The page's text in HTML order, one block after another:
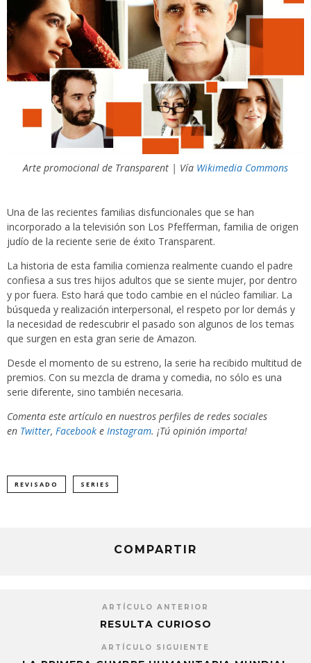
Arte promocional de Transparent | Vía Wikimedia Commons
Una de las recientes familias disfuncionales que se han
incorporado a la televisión son Los Pfefferman, familia de origen
judío de la reciente serie de éxito Transparent.
La historia de esta familia comienza realmente cuando el padre
confiesa a sus tres hijos adultos que se siente mujer, por dentro
y por fuera. Esto hará que todo cambie en el núcleo familiar. La
búsqueda y realización interpersonal, el respeto por lor demás y
la necesidad de redescubrir el pasado son algunos de los temas
que surgen en esta gran serie de Amazon.
Desde el momento de su estreno, la serie ha recibido multitud de
premios. Con su mezcla de drama y comedia, no sólo es una
serie diferente, sino también necesaria.
Comenta este artículo en nuestros perfiles de redes sociales
en Twitter, Facebook e Instagram. ¡Tú opinión importa!
REVISADO SERIES
COMPARTIR
ARTÍCULO ANTERIOR
RESULTA CURIOSO
ARTÍCULO SIGUIENTE